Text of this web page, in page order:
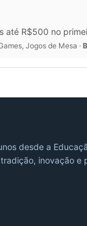
até R$500 no
Jogos de Mesa ·
desde a
inovação e